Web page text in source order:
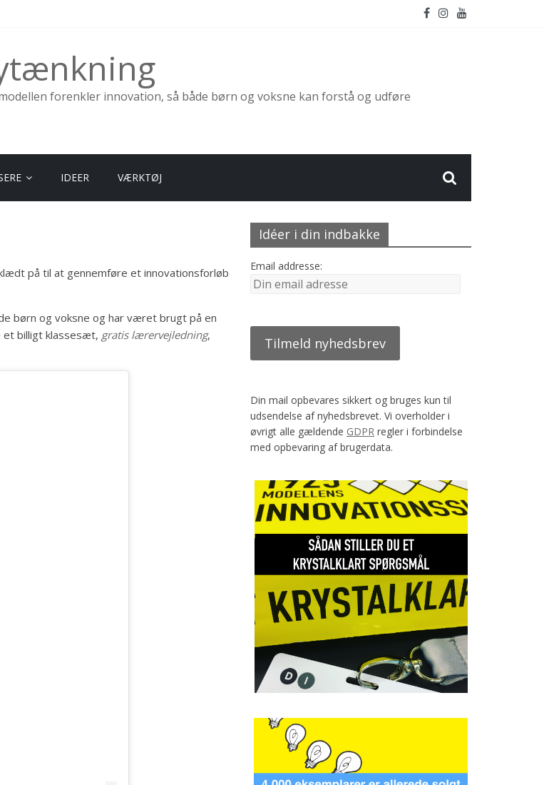
forenkler innovation, så både børn og voksne kan forstå og udføre
IDEER VÆRKTØJ
på til at gennemføre et innovationsforløb
børn og voksne og har været brugt på en
billigt klassesæt, gratis lærervejledning,
Idéer i din indbakke
Email addresse:
Din mail opbevares sikkert og bruges kun til
udsendelse af nyhedsbrevet. Vi overholder i
øvrigt alle gældende GDPR regler i forbindelse
med opbevaring af brugerdata.